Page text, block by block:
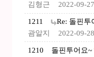
김형근
2022-09-27
1211
Re: 돌핀투
괌알지
2022-09-28
1210
돌핀투어요~